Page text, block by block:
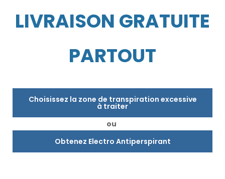
LIVRAISON GRATUITE
PARTOUT
Choisissez la zone de transpiration excessive
à traiter
ou
Obtenez Electro Antiperspirant